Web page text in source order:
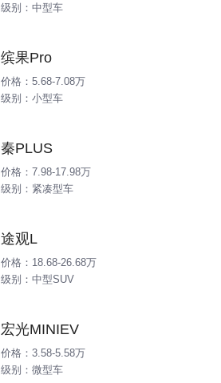
级别：中型车
缤果Pro
价格：5.68-7.08万
级别：小型车
秦PLUS
价格：7.98-17.98万
级别：紧凑型车
途观L
价格：18.68-26.68万
级别：中型SUV
宏光MINIEV
价格：3.58-5.58万
级别：微型车